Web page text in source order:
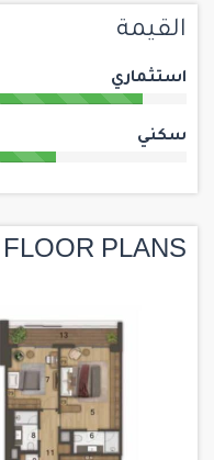
القيمة
استثماري
سكني
FLOOR PLANS